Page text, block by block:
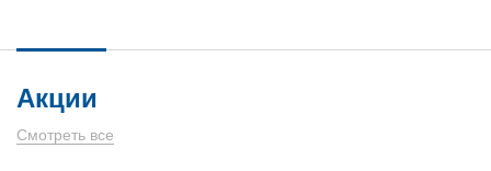
Акции
Смотреть все